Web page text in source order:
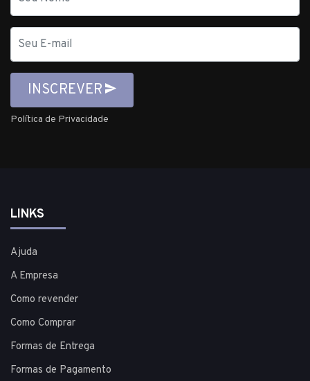
mail
INSCREVER
Política de Privacidade
LINKS
Ajuda
A Empresa
Como revender
Como Comprar
Formas de Entrega
Formas de Pagamento